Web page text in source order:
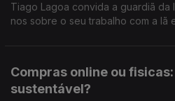
Tiago Lagoa convida a guardiã da
nos sobre o seu trabalho com a lã
Compras online ou
sustentável?